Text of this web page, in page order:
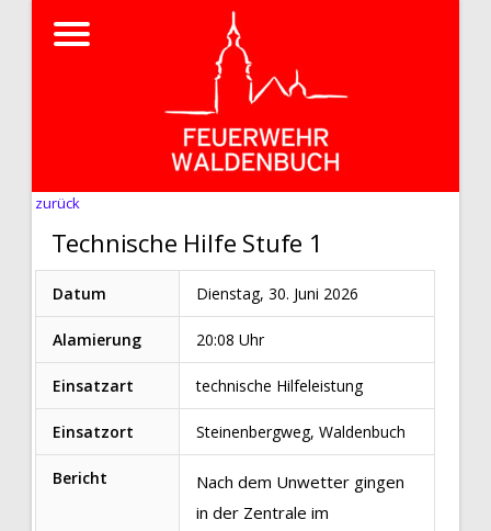
zurück
Technische Hilfe Stufe 1
Datum Dienstag, 30. Juni 2026
Alamierung 20:08 Uhr
Einsatzart technische Hilfeleistung
Einsatzort Steinenbergweg, Waldenbuch
Bericht
Nach dem Unwetter gingen
in der Zentrale im